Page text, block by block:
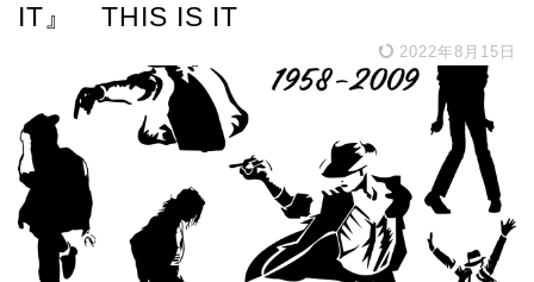
IT』 THIS IS IT
2022年8月15日